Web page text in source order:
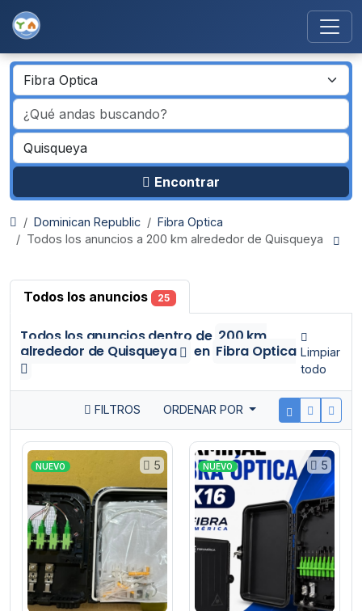
Encontrar
Dominican Republic
Fibra Optica
Todos los anuncios a 200 km alrededor de Quisqueya
Todos los anuncios 25
Todos los anunciosdentro de 200 km
alrededor de Quisqueya
en Fibra Optica Limpiar
todo
FILTROS ORDENAR POR
5
NUEVO 5
NUEVO